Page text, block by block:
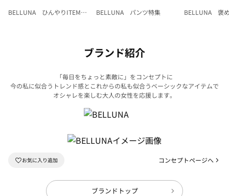
BELLUNA ひんやりITEM特
BELLUNA パンツ特集
BELLUNA 褒
ブランド紹介
「毎日をちょっと素敵に」をコンセプトに
今の私に似合うトレンド感とこれからの私も似合うベーシックなアイテムで
オシャレを楽しむ大人の女性を応援します。
コンセプトページへ
ブランドトップ